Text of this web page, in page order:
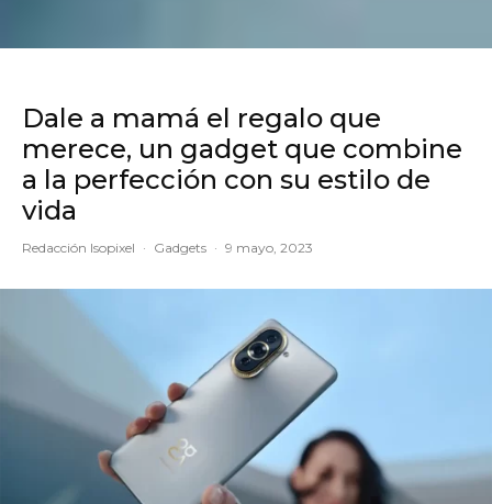
Dale a mamá el regalo que
merece, un gadget que combine
a la perfección con su estilo de
vida
Redacción Isopixel · Gadgets · 9 mayo, 2023